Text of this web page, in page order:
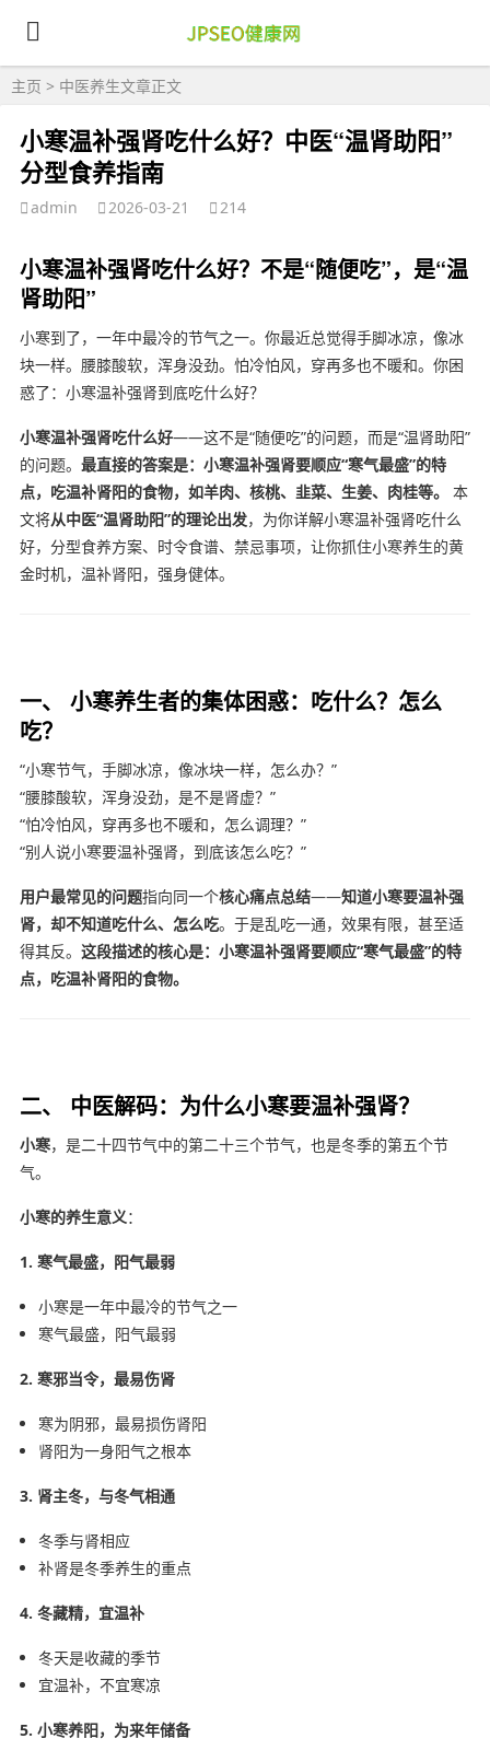
主页 > 中医养生文章正文
小寒温补强肾吃什么好？中医“温肾助阳”
分型食养指南
admin 2026-03-21 214
小寒温补强肾吃什么好？不是“随便吃”，是“温
肾助阳”
小寒到了，一年中最冷的节气之一。你最近总觉得手脚冰凉，像冰
块一样。腰膝酸软，浑身没劲。怕冷怕风，穿再多也不暖和。你困
惑了：小寒温补强肾到底吃什么好？
小寒温补强肾吃什么好——这不是“随便吃”的问题，而是“温肾助阳”
的问题。 最直接的答案是：小寒温补强肾要顺应“寒气最盛”的特
点，吃温补肾阳的食物，如羊肉、核桃、韭菜、生姜、肉桂等。
本
文将从中医“温肾助阳”的理论出发，为你详解小寒温补强肾吃什么
好，分型食养方案、时令食谱、禁忌事项，让你抓住小寒养生的黄
金时机，温补肾阳，强身健体。
一、 小寒养生者的集体困惑：吃什么？怎么
吃？
“小寒节气，手脚冰凉，像冰块一样，怎么办？”
“腰膝酸软，浑身没劲，是不是肾虚？”
“怕冷怕风，穿再多也不暖和，怎么调理？”
“别人说小寒要温补强肾，到底该怎么吃？”
用户最常见的问题指向同一个核心痛点总结——知道小寒要温补强
肾，却不知道吃什么、怎么吃。于是乱吃一通，效果有限，甚至适
得其反。 这段描述的核心是：小寒温补强肾要顺应“寒气最盛”的特
点，吃温补肾阳的食物。
二、 中医解码：为什么小寒要温补强肾？
小寒，是二十四节气中的第二十三个节气，也是冬季的第五个节
气。
小寒的养生意义：
1. 寒气最盛，阳气最弱
小寒是一年中最冷的节气之一
寒气最盛，阳气最弱
2. 寒邪当令，最易伤肾
寒为阴邪，最易损伤肾阳
肾阳为一身阳气之根本
3. 肾主冬，与冬气相通
冬季与肾相应
补肾是冬季养生的重点
4. 冬藏精，宜温补
冬天是收藏的季节
宜温补，不宜寒凉
5. 小寒养阳，为来年储备